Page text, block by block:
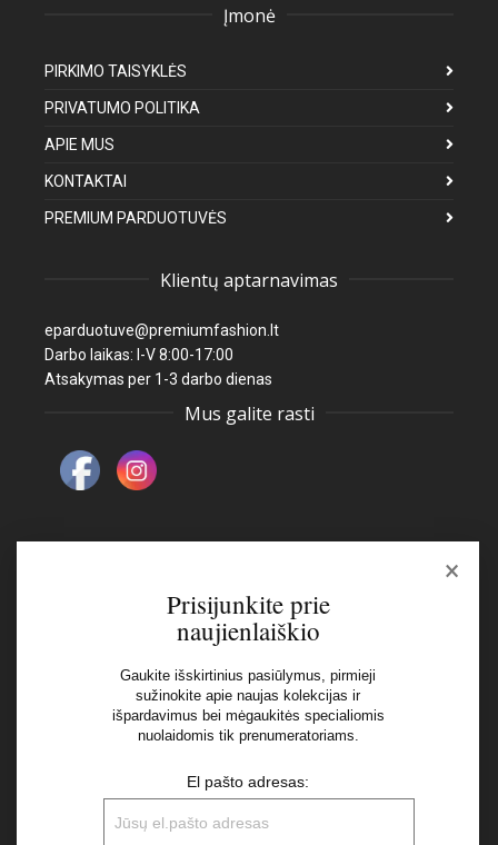
Įmonė
PIRKIMO TAISYKLĖS
PRIVATUMO POLITIKA
APIE MUS
KONTAKTAI
PREMIUM PARDUOTUVĖS
Klientų aptarnavimas
eparduotuve@premiumfashion.lt
Darbo laikas: I-V 8:00-17:00
Atsakymas per 1-3 darbo dienas
Mus galite rasti
Naujienlaiškis
Aš perskaičiau ir sutinku su Privatumo Politikos
×
Prisijunkite prie
naujienlaiškio
Gaukite išskirtinius pasiūlymus, pirmieji
sužinokite apie naujas kolekcijas ir
išpardavimus bei mėgaukitės specialiomis
nuolaidomis tik prenumeratoriams.
El pašto adresas: